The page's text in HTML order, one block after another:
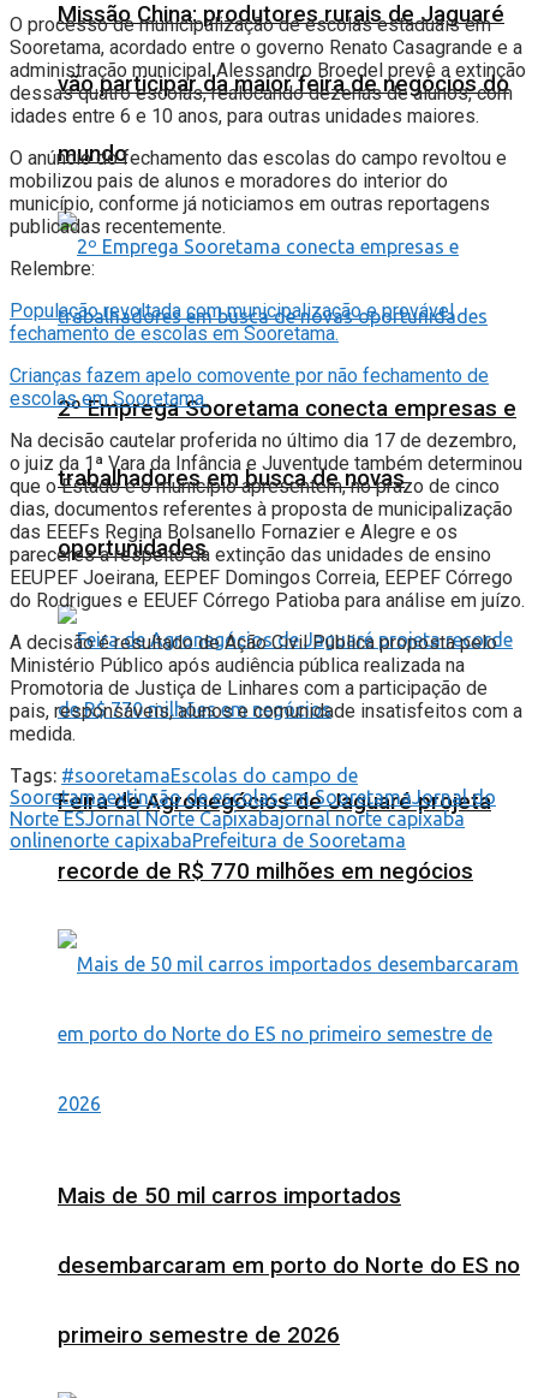
Missão China: produtores rurais de Jaguaré
vão participar da maior feira de negócios do
mundo
2º Emprega Sooretama conecta empresas e
trabalhadores em busca de novas
oportunidades
Feira de Agronegócios de Jaguaré projeta
recorde de R$ 770 milhões em negócios
Mais de 50 mil carros importados
desembarcaram em porto do Norte do ES no
primeiro semestre de 2026
O processo de municipalização de escolas estaduais em
Sooretama, acordado entre o governo Renato Casagrande e a
administração municipal Alessandro Broedel prevê a extinção
dessas quatro escolas, realocando dezenas de alunos, com
idades entre 6 e 10 anos, para outras unidades maiores.
O anúncio do fechamento das escolas do campo revoltou e
mobilizou pais de alunos e moradores do interior do
município, conforme já noticiamos em outras reportagens
publicadas recentemente.
Relembre:
População revoltada com municipalização e provável
fechamento de escolas em Sooretama.
Crianças fazem apelo comovente por não fechamento de
escolas em Sooretama.
Na decisão cautelar proferida no último dia 17 de dezembro,
o juiz da 1ª Vara da Infância e Juventude também determinou
que o Estado e o município apresentem, no prazo de cinco
dias, documentos referentes à proposta de municipalização
das EEEFs Regina Bolsanello Fornazier e Alegre e os
pareceres a respeito da extinção das unidades de ensino
EEUPEF Joeirana, EEPEF Domingos Correia, EEPEF Córrego
do Rodrigues e EEUEF Córrego Patioba para análise em juízo.
A decisão é resultado de Ação Civil Pública proposta pelo
Ministério Público após audiência pública realizada na
Promotoria de Justiça de Linhares com a participação de
pais, responsáveis, alunos e comunidade insatisfeitos com a
medida.
Tags: #sooretamaEscolas do campo de
Sooretamaextinção de escolas em SooretamaJornal do
Norte ESJornal Norte Capixabajornal norte capixaba
onlinenorte capixabaPrefeitura de Sooretama